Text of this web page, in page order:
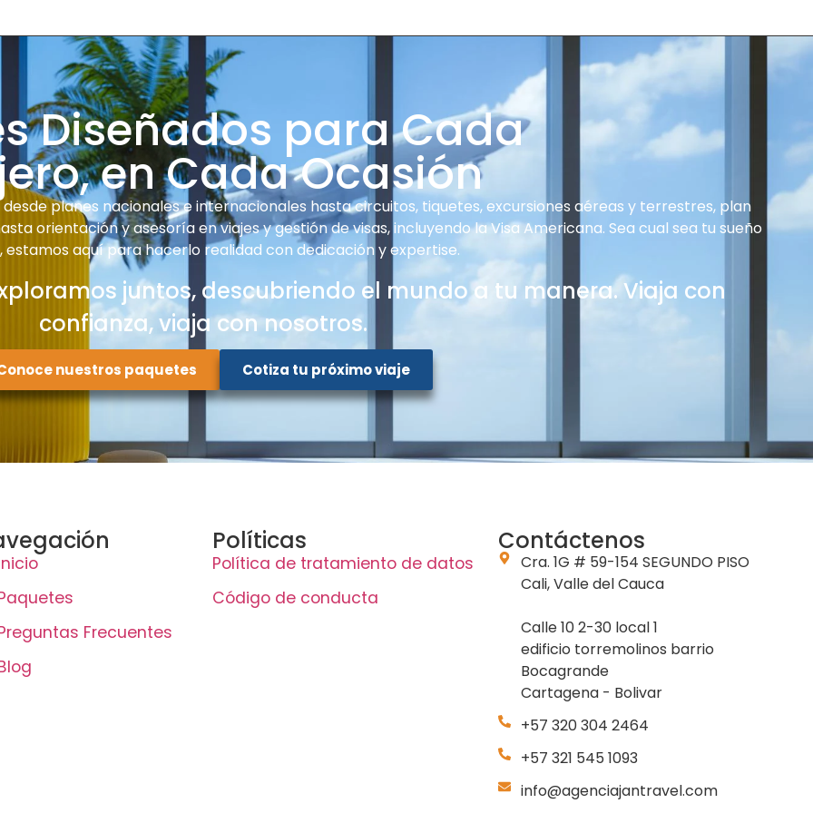
Diseñados para Cada
en Cada Ocasión
planes nacionales e internacionales hasta circuitos, tiquetes, excursiones aéreas y terrestres, plan
orientación y asesoría en viajes y gestión de visas, incluyendo la Visa Americana. Sea cual sea tu sueño
estamos aquí para hacerlo realidad con dedicación y expertise.
juntos, descubriendo el mundo a tu manera. Viaja con
confianza, viaja con nosotros.
nuestros paquetes Cotiza tu próximo viaje
Frecuentes
Políticas
Política de tratamiento de datos
Código de conducta
Contáctenos
Cra. 1G # 59-154 SEGUNDO PISO
Cali, Valle del Cauca
Calle 10 2-30 local 1
edificio torremolinos barrio
Bocagrande
Cartagena - Bolivar
+57 320 304 2464
+57 321 545 1093
info@agenciajantravel.com